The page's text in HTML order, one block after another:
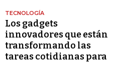
TECNOLOGÍA
Los gadgets
innovadores que están
transformando las
tareas cotidianas para